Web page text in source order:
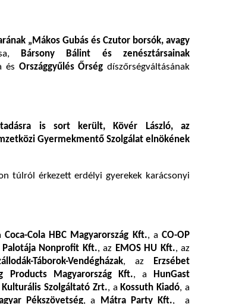
„Mákos Gubás és Czutor borsók, avagy
Bársony Bálint és zenésztársainak
és Országgyűlés Őrség díszőrségváltásának
is sort került, Kövér László, az
Gyermekmentő Szolgálat elnökének
túlról érkezett erdélyi gyerekek karácsonyi
Coca-Cola HBC Magyarország Kft., aCO-OP
Palotája Nonprofit Kft., az EMOS HU Kft., az
Táborok-Vendégházak, az
Erzsébet
Products Magyarország Kft., a
HunGast
Szolgáltató Zrt., a Kossuth Kiadó, a
Pékszövetség, a Mátra Party Kft., a